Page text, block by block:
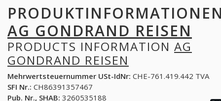
AG GONDRAND REISEN
PRODUCTS INFORMATION AG
GONDRAND REISEN
Mehrwertsteuernummer USt-IdNr: CHE-761.419.442 TVA
SFI Nr.: CH86391357467
Pub. Nr., SHAB: 3260535188